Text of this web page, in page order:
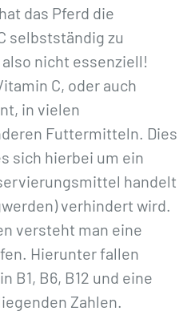
das Pferd die
selbstständig zu
nicht essenziell!
C, oder auch
in vielen
Futtermitteln. Dies
sich hierbei um ein
handelt
verhindert wird.
versteht man eine
Hierunter fallen
B1, B6, B12 und eine
Zahlen.